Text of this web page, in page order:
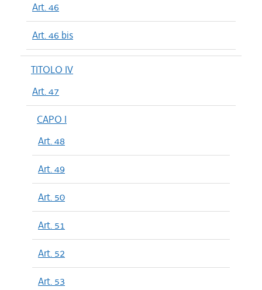
Art. 46
Art. 46 bis
TITOLO IV
Art. 47
CAPO I
Art. 48
Art. 49
Art. 50
Art. 51
Art. 52
Art. 53